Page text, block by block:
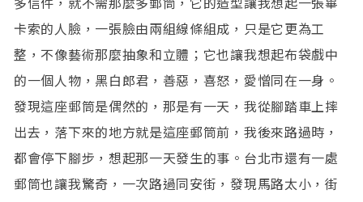
卡索的人臉，一張臉由兩組線條組成，只是它更為工
整，不像藝術那麼抽象和立體；它也讓我想起布袋戲中
的一個人物，黑白郎君，善惡，喜怒，愛憎同在一身。
發現這座郵筒是偶然的，那是有一天，我從腳踏車上摔
出去，落下來的地方就是這座郵筒前，我後來路過時，
都會停下腳步，想起那一天發生的事。台北市還有一處
郵筒也讓我驚奇，一次路過同安街，發現馬路太小，街